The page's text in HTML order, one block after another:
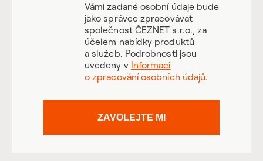
Vámi zadané osobní údaje bude
jako správce zpracovávat
společnost ČEZNET s.r.o., za
účelem nabídky produktů
a služeb. Podrobnosti jsou
uvedeny v Informaci
o zpracování osobních údajů.
ZAVOLEJTE MI